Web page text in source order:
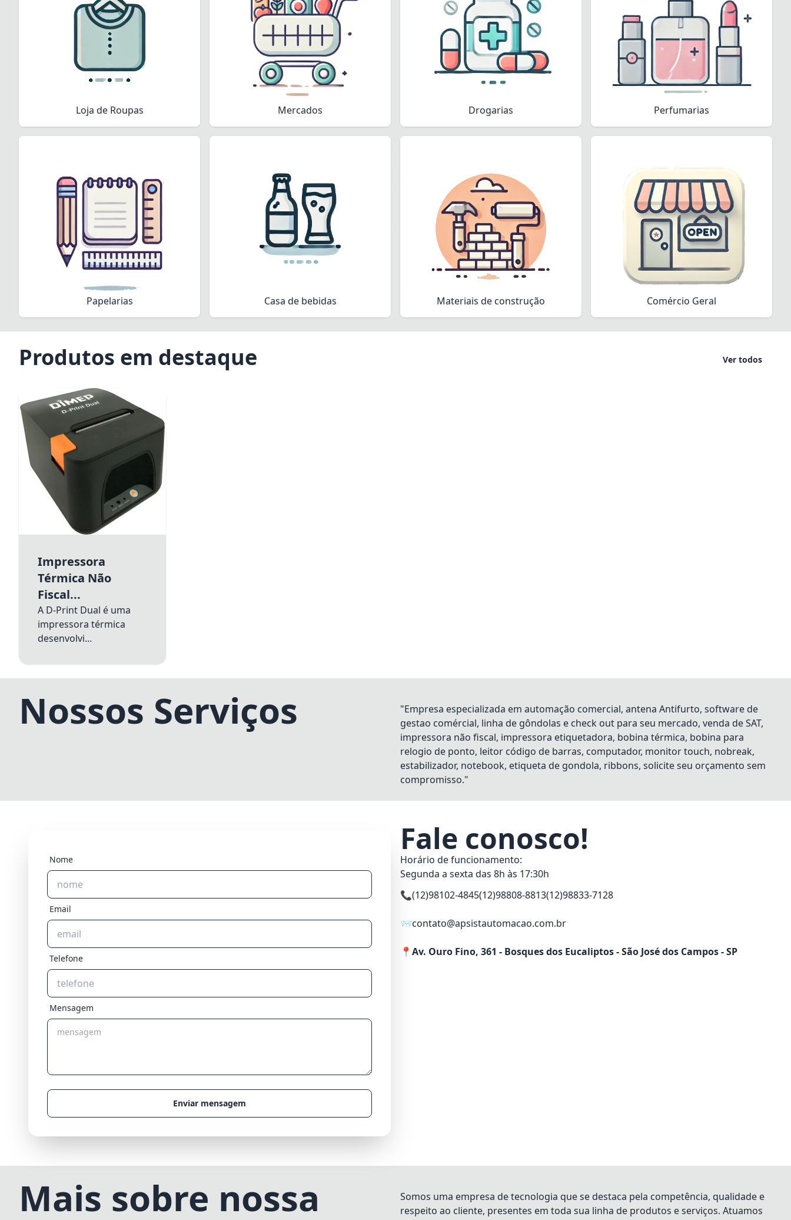
Loja de Roupas Mercados Drogarias Perfumarias
Papelarias Casa de bebidas Materiais de construção Comércio Geral
Produtos em destaque Ver todos
Impressora
Térmica Não
Fiscal...
A D-Print Dual é uma
impressora térmica
desenvolvi...
Nossos Serviços
"Empresa especializada em automação comercial, antena Antifurto, software de
gestao comércial, linha de gôndolas e check out para seu mercado, venda de SAT,
impressora não fiscal, impressora etiquetadora, bobina térmica, bobina para
relogio de ponto, leitor código de barras, computador, monitor touch, nobreak,
estabilizador, notebook, etiqueta de gondola, ribbons, solicite seu orçamento sem
compromisso."
Fale conosco!
Horário de funcionamento:
Segunda a sexta das 8h às 17:30h
📞(12)98102-4845(12)98808-8813(12)98833-7128
📨contato@apsistautomacao.com.br
📍 Av. Ouro Fino, 361 - Bosques dos Eucaliptos - São José dos Campos - SP
Nome
Email
Telefone
Mensagem
Enviar mensagem
Mais sobre nossa
Somos uma empresa de tecnologia que se destaca pela competência, qualidade e
respeito ao cliente, presentes em toda sua linha de produtos e serviços. Atuamos